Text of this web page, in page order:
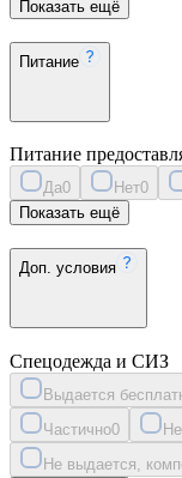
Показать ещё
Питание
Питание
Да0 Нет0
Показать ещё
Доп. условия
Спецодежда и СИЗ
Выдается
Частично0
Не выдается,